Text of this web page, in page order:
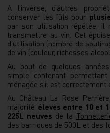
A l’inverse, d’autres
conserver les fûts pour
par son utilisation répétée, il
transmettre au vin. Cet
d’utilisation (nombre de
de vin (couleur, richesses
Au bout de quelques
simple contenant
ménagée s’il est correctement
Au Château La Rose
majorité élevés entre 10 et
225L neuves de la
des barriques de 500L et des